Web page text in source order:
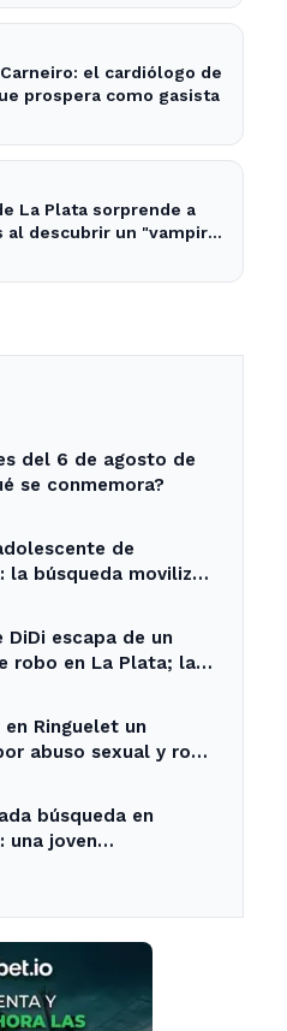
el cardiólogo de
prospera como gasista
La Plata sorprende a
al descubrir un "vampiro
del 6 de agosto de
se conmemora?
de
la búsqueda movilizó
DiDi escapa de un
robo en La Plata; la
Ringuelet un
abuso sexual y robo
búsqueda en
una joven